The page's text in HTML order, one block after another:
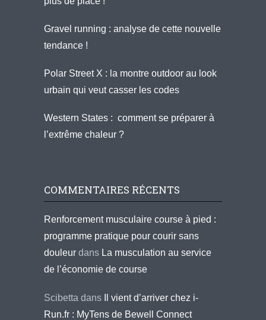
Gravel running : analyse de cette nouvelle
tendance !
Polar Street X : la montre outdoor au look
urbain qui veut casser les codes
Western States : comment se préparer à
l’extrême chaleur ?
COMMENTAIRES RÉCENTS
Renforcement musculaire course à pied :
programme pratique pour courir sans
douleur dans La musculation au service
de l’économie de course
Scibetta dans
Il vient d’arriver chez i-
Run.fr : MyTens de Bewell Connect